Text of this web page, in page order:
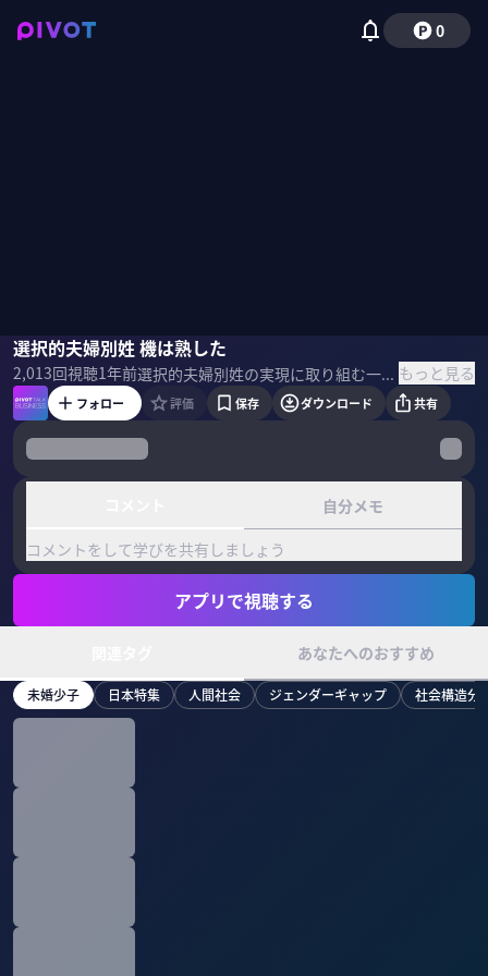
0
選択的夫婦別姓 機は熟した
2,013回視聴1年前 選択的夫婦別姓の実現に取り組む一般社団法人あすには 代表理事の井田奈穂氏。 選択的夫婦別姓は本当に必要なのか。 ＜ゲスト＞ 井田奈穂｜一般社団法人 あすには 代表理事 早稲田大学卒業後、会社員として働く傍ら再婚で改姓と旧姓使用の限界を経験。 2018年法改正を求める事者団体「選択的夫婦別姓・全国陳情アクション」創設し、全国の地方議会・国会へ陳情。 2023年約700名のメンバーが所属する団体を法人化し、一般社団法人あすには代表理事に。 ▼一般社団法人あすには 自民党総裁選 選択的夫婦別姓アンケート結果 高市 早苗 議員、小泉 進次郎 議員、上川 陽子 議員、河野 太郎 議員、石破 茂 議員から回答 （9月19日現在） もっと見る
井田奈穂
フォロー 評価 保存 ダウンロード 共有
自分メモ
コメントをして学びを共有しましょう
アプリで視聴する
あなたへのおすすめ
未婚少子 日本特集 人間社会 ジェンダーギャップ 社会構造分